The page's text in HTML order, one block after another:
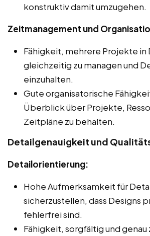
konstruktiv damit umzugehen.
Zeitmanagement und
Fähigkeit, mehrere Projekte in
gleichzeitig zu managen und
einzuhalten.
Gute organisatorische
Überblick über Projekte,
Zeitpläne zu behalten.
Detailgenauigkeit und
Detailorientierung:
Hohe Aufmerksamkeit für
sicherzustellen, dass Designs
fehlerfrei sind.
Fähigkeit, sorgfältig und genau